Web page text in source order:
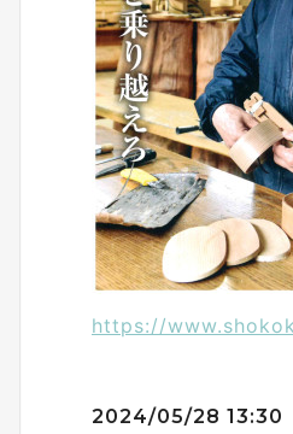
https://
2024/05/28 13:30